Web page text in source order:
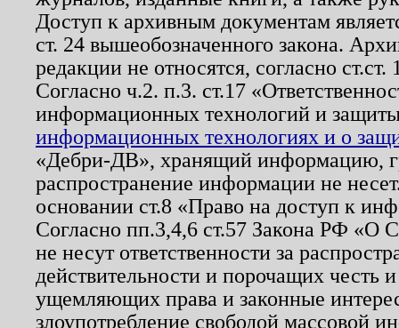
Доступ к архивным документам
ст. 24 вышеобозначенного закона.
редакции не относятся, согласно
Согласно ч.2. п.3. ст.17
информационных технологий и
информационных технологиях и о
«Дебри-ДВ», хранящий информацию,
распространение информации не
основании ст.8 «Право на доступ к
Согласно пп.3,4,6 ст.57 Закона РФ «О
не несут ответственности за
действительности и порочащих честь
ущемляющих права и законные
злоупотребление свободой массовой